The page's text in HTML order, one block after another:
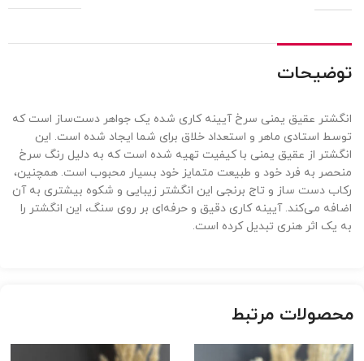
عقیق یمنی سرخ آیینه کاری شده یک جواهر دست‌ساز است که
استادی ماهر و استعداد خلاق برای شما ایجاد شده است. این
از عقیق یمنی با کیفیت تهیه شده است که به دلیل رنگ سرخ
به فرد خود و طبیعت متمایز خود بسیار محبوب است. همچنین،
دست ساز و تاج برنجی این انگشتر زیبایی و شکوه بیشتری به آن
می‌کند. آیینه کاری دقیق و حرفه‌ای بر روی سنگ، این انگشتر را
اثر هنری تبدیل کرده است.
مرتبط